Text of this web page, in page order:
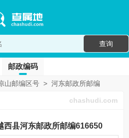
查询
邮政编码
山邮编区号 > 河东邮政所邮编
chashudi.com
西县河东邮政所邮编616650